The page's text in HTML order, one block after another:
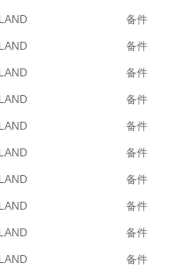
备件
备件
备件
备件
备件
备件
备件
备件
备件
备件